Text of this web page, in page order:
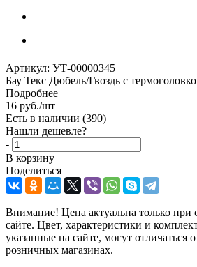
Артикул: УТ-00000345
Бау Текс Дюбель/Гвоздь с
Подробнее
16 руб./шт
Есть в наличии (390)
Нашли дешевле?
-
+
В корзину
Поделиться
Внимание! Цена актуальна только при
сайте. Цвет, характеристики и
указанные на сайте, могут отличаться
розничных магазинах.